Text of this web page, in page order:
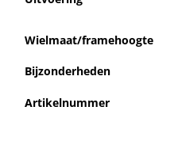
Wielmaat/framehoogte
Bijzonderheden
Artikelnummer